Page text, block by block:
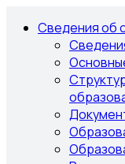
Сведения об